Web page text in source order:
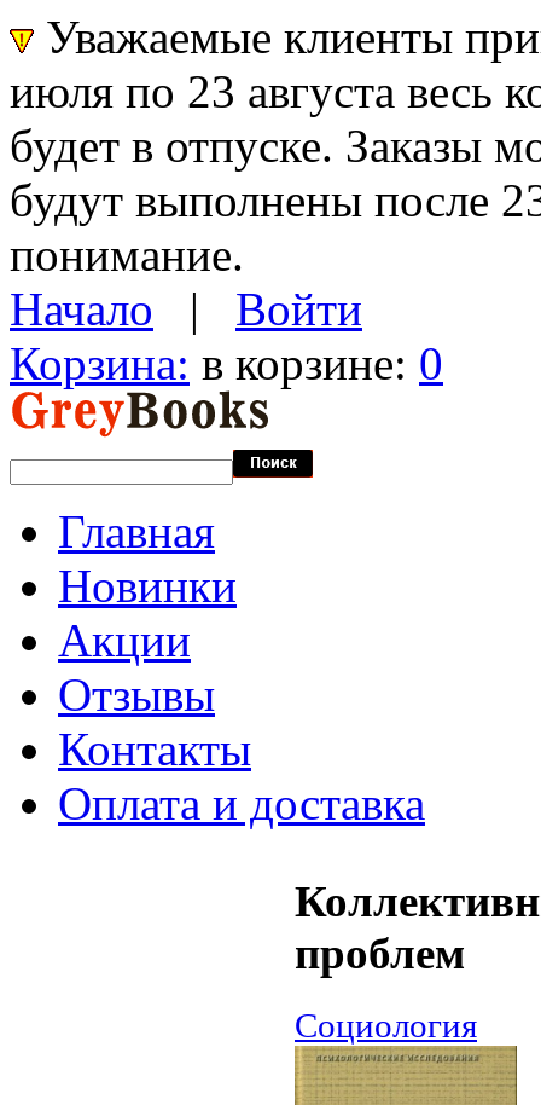
Уважаемые клиенты
июля по 23 августа весь
будет в отпуске. Заказы
будут выполнены после
понимание.
Начало | Войти
Корзина: в корзине: 0
Главная
Новинки
Акции
Отзывы
Контакты
Оплата и доставка
проблем
Социология